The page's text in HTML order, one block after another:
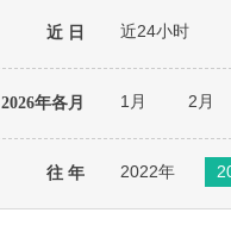
近 日 近24小时
2026年各月 1月 2月
往 年 2022年